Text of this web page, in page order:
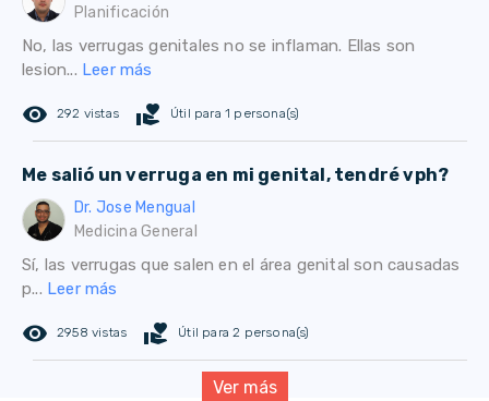
Planificación
No, las verrugas genitales no se inflaman. Ellas son
lesion... Leer más
remove_red_eye 292 vistas volunteer_activism Útil para 1 persona(s)
Me salió un verruga en mi genital, tendré vph?
Dr. Jose Mengual
Medicina General
Sí, las verrugas que salen en el área genital son causadas
p... Leer más
remove_red_eye 2958 vistas volunteer_activism Útil para 2 persona(s)
Ver más